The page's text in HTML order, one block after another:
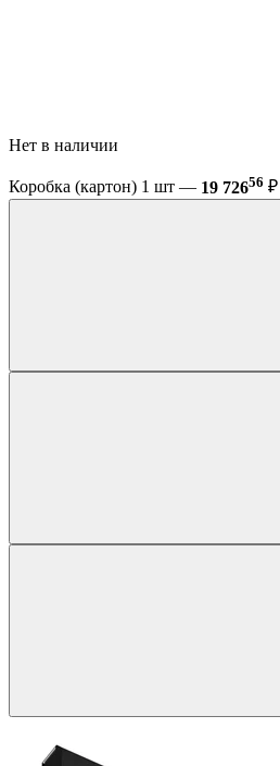
Нет в наличии
Коробка (картон) 1 шт — 19 72656 ₽